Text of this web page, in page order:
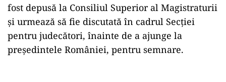
fost depusă la Consiliul Superior al Magistraturii
și urmează să fie discutată în cadrul Secției
pentru judecători, înainte de a ajunge la
președintele României, pentru semnare.